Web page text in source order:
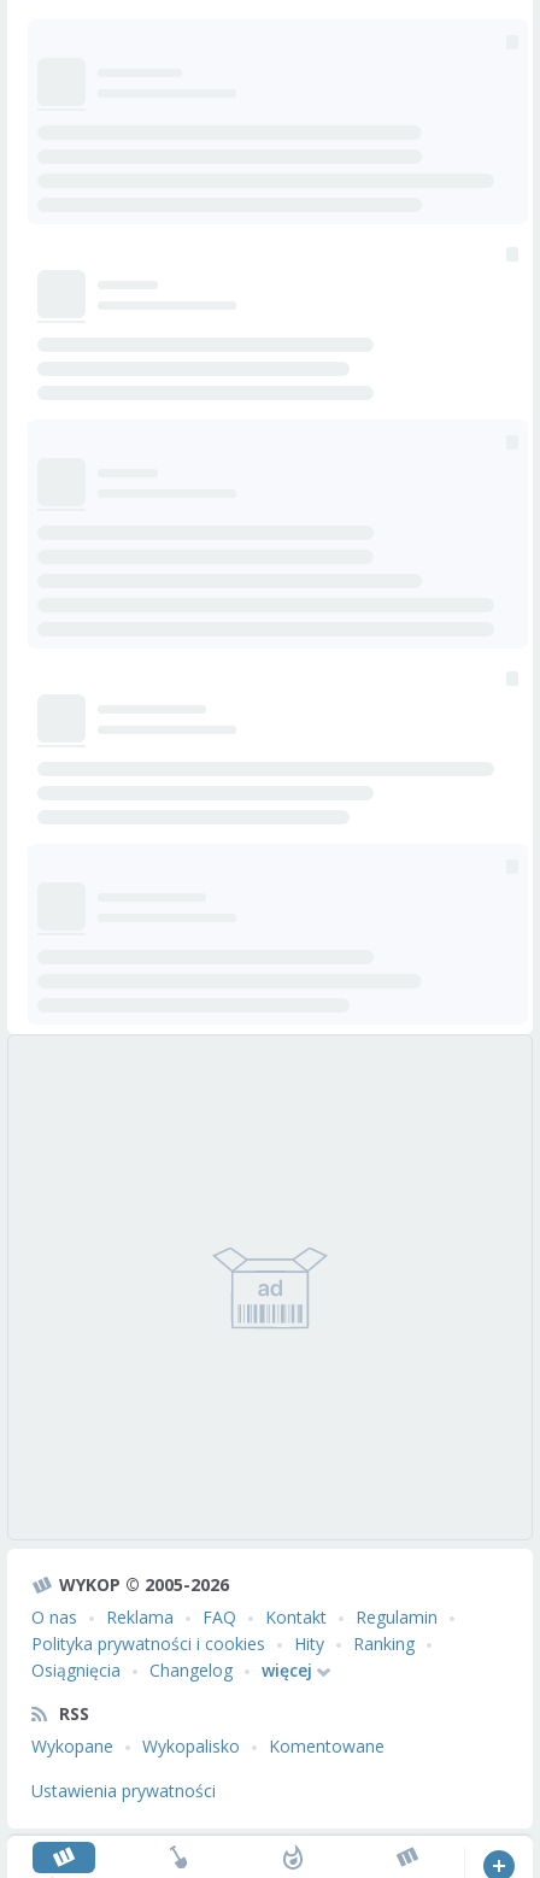
WYKOP © 2005-2026
O nas
Reklama FAQ Kontakt
Regulamin
Polityka prywatności i cookies
Hity
Ranking
Osiągnięcia
Changelog
więcej
RSS
Wykopane
Wykopalisko
Komentowane
Ustawienia prywatności